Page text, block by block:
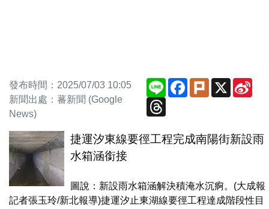
發布時間：2025/07/03 10:05
新聞出處：蕃新聞 (Google
News)
Line Facebook
Plurk X
捷運汐東線要徑工程完成南陽街新設雨
水箱涵銜接
圖說：新設雨水箱涵解決積淹水沉痾。(大成報
記者張玉玲/新北報導)捷運汐止東湖線要徑工程達成階段性目